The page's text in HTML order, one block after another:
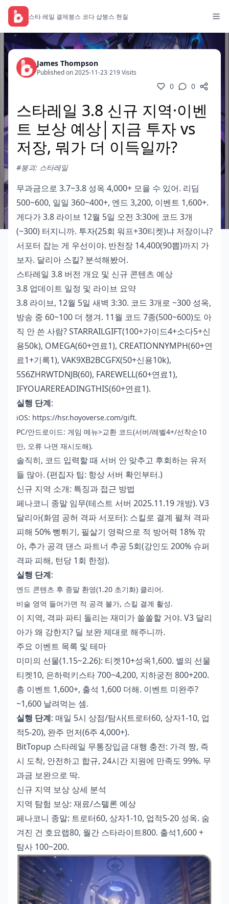
스타 레일 결제붕스 코다 샵붕스 현질
James Thompson
Published on 2025-11-23/219 Visits
0 0
스타레일 3.8 신규 지역·이벤
트 보상 예상│지금 투자 vs
저장, 뭐가 더 이득일까?
#붕괴: 스타레일
무과금으로 3.7~3.8 성옥 4,000+ 모을 수 있어. 리딤
500~600, 일일 360~400+, 엔드 3,200, 이벤트 1,600+.
게다가 3.8 라이브 12월 5일 오전 3:30에 코드 3개
(~300) 터지니까. 투자(25회 워프+30티켓)냐 저장이냐?
서포터 잡는 게 우선이야. 반천장 14,400(90뽑)까지 가
보자. 달리아 스킬? 분석해봤어.
스타레일 3.8 버전 개요 및 신규 콘텐츠 예상
3.8 업데이트 일정 및 라이브 요약
3.8 라이브, 12월 5일 새벽 3:30. 코드 3개로 ~300 성옥,
방송 중 60~100 더 챙겨. 11월 코드 7종(500~600)도 아
직 안 쓴 사람? STARRAILGIFT(100+가이드4+소다5+신
용50k), OMEGA(60+연료1), CREATIONNYMPH(60+연
료1+기록1), VAK9XB2BCGFX(50+신용10k),
5S6ZHRWTDNJB(60), FAREWELL(60+연료1),
IFYOUAREREADINGTHIS(60+연료1).
실행 단계:
iOS: https://hsr.hoyoverse.com/gift.
PC/안드로이드: 게임 메뉴>교환 코드(서버/레벨4+/선착순10
만, 오류 나면 재시도해).
솔직히, 코드 입력할 때 서버 안 맞추고 후회하는 유저
들 많아. (편집자 팁: 항상 서버 확인부터.)
신규 지역 소개: 특징과 접근 방법
페나코니 종말 임무(테스트 서버 2025.11.19 개방). V3
달리아(화염 공허 격파 서포터): 스킬로 결계 펼쳐 격파
피해 50% 뻥튀기, 필살기 영락으로 적 방어력 18% 깎
아, 추가 공격 댄스 파트너 추공 5회(강인도 200% 슈퍼
격파 피해, 턴당 1회 한정).
실행 단계:
엔드 콘텐츠 후 종말 환영(1.20 초기화) 클리어.
비술 영역 들어가면 적 공격 불가, 스킬 결계 활성.
이 지역, 격파 파티 돌리는 재미가 쏠쏠할 거야. V3 달리
아가 왜 강한지? 딜 보완 제대로 해주니까.
주요 이벤트 목록 및 테마
미미의 선물(1.15~2.26): 티켓10+성옥1,600. 별의 선물
티켓10, 은하럭키스타 700~4,200, 지하궁전 800+200.
총 이벤트 1,600+, 출석 1,600 더해. 이벤트 미완주?
~1,600 날려먹는 셈.
실행 단계: 매일 5시 상점/탐사(트로터60, 상자1-10, 업
적5-20), 완주 먼저(6주 4,000+).
BitTopup 스타레일 무통장입금 대행 충전: 가격 짱, 즉
시 도착, 안전하고 합규, 24시간 지원에 만족도 99%. 무
과금 보완으로 딱.
신규 지역 보상 상세 분석
지역 탐험 보상: 재료/스텔론 예상
페나코니 종말: 트로터60, 상자1-10, 업적5-20 성옥. 숨
겨진 건 호요랩80, 월간 스타라이트800. 출석1,600 +
탐사 100~200.